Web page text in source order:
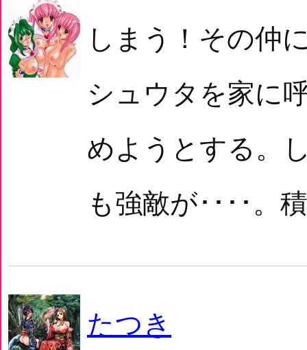
しまう！その仲
シュウタを家に
めようとする。
も強敵が････。
たつき